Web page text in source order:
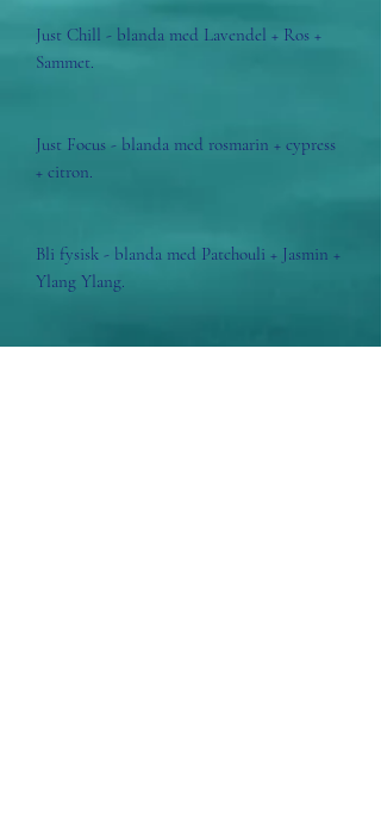
Just Chill - blanda med Lavendel + Ros +
Sammet.
Just Focus - blanda med rosmarin + cypress
+ citron.
Bli fysisk - blanda med Patchouli + Jasmin +
Ylang Ylang.